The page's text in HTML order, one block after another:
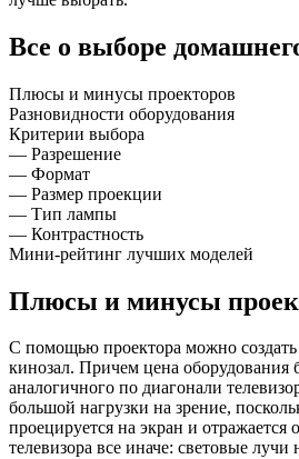
Все о выборе
Плюсы и минусы проекторов
Разновидности оборудования
Критерии выбора
— Разрешение
— Формат
— Размер проекции
— Тип лампы
— Контрастность
Мини-рейтинг лучших моделей
Плюсы и минусы
С помощью проектора можно
кинозал. Причем цена оборудования
аналогичного по диагонали
большой нагрузки на зрение,
проецируется на экран и
телевизора все иначе: световые лучи